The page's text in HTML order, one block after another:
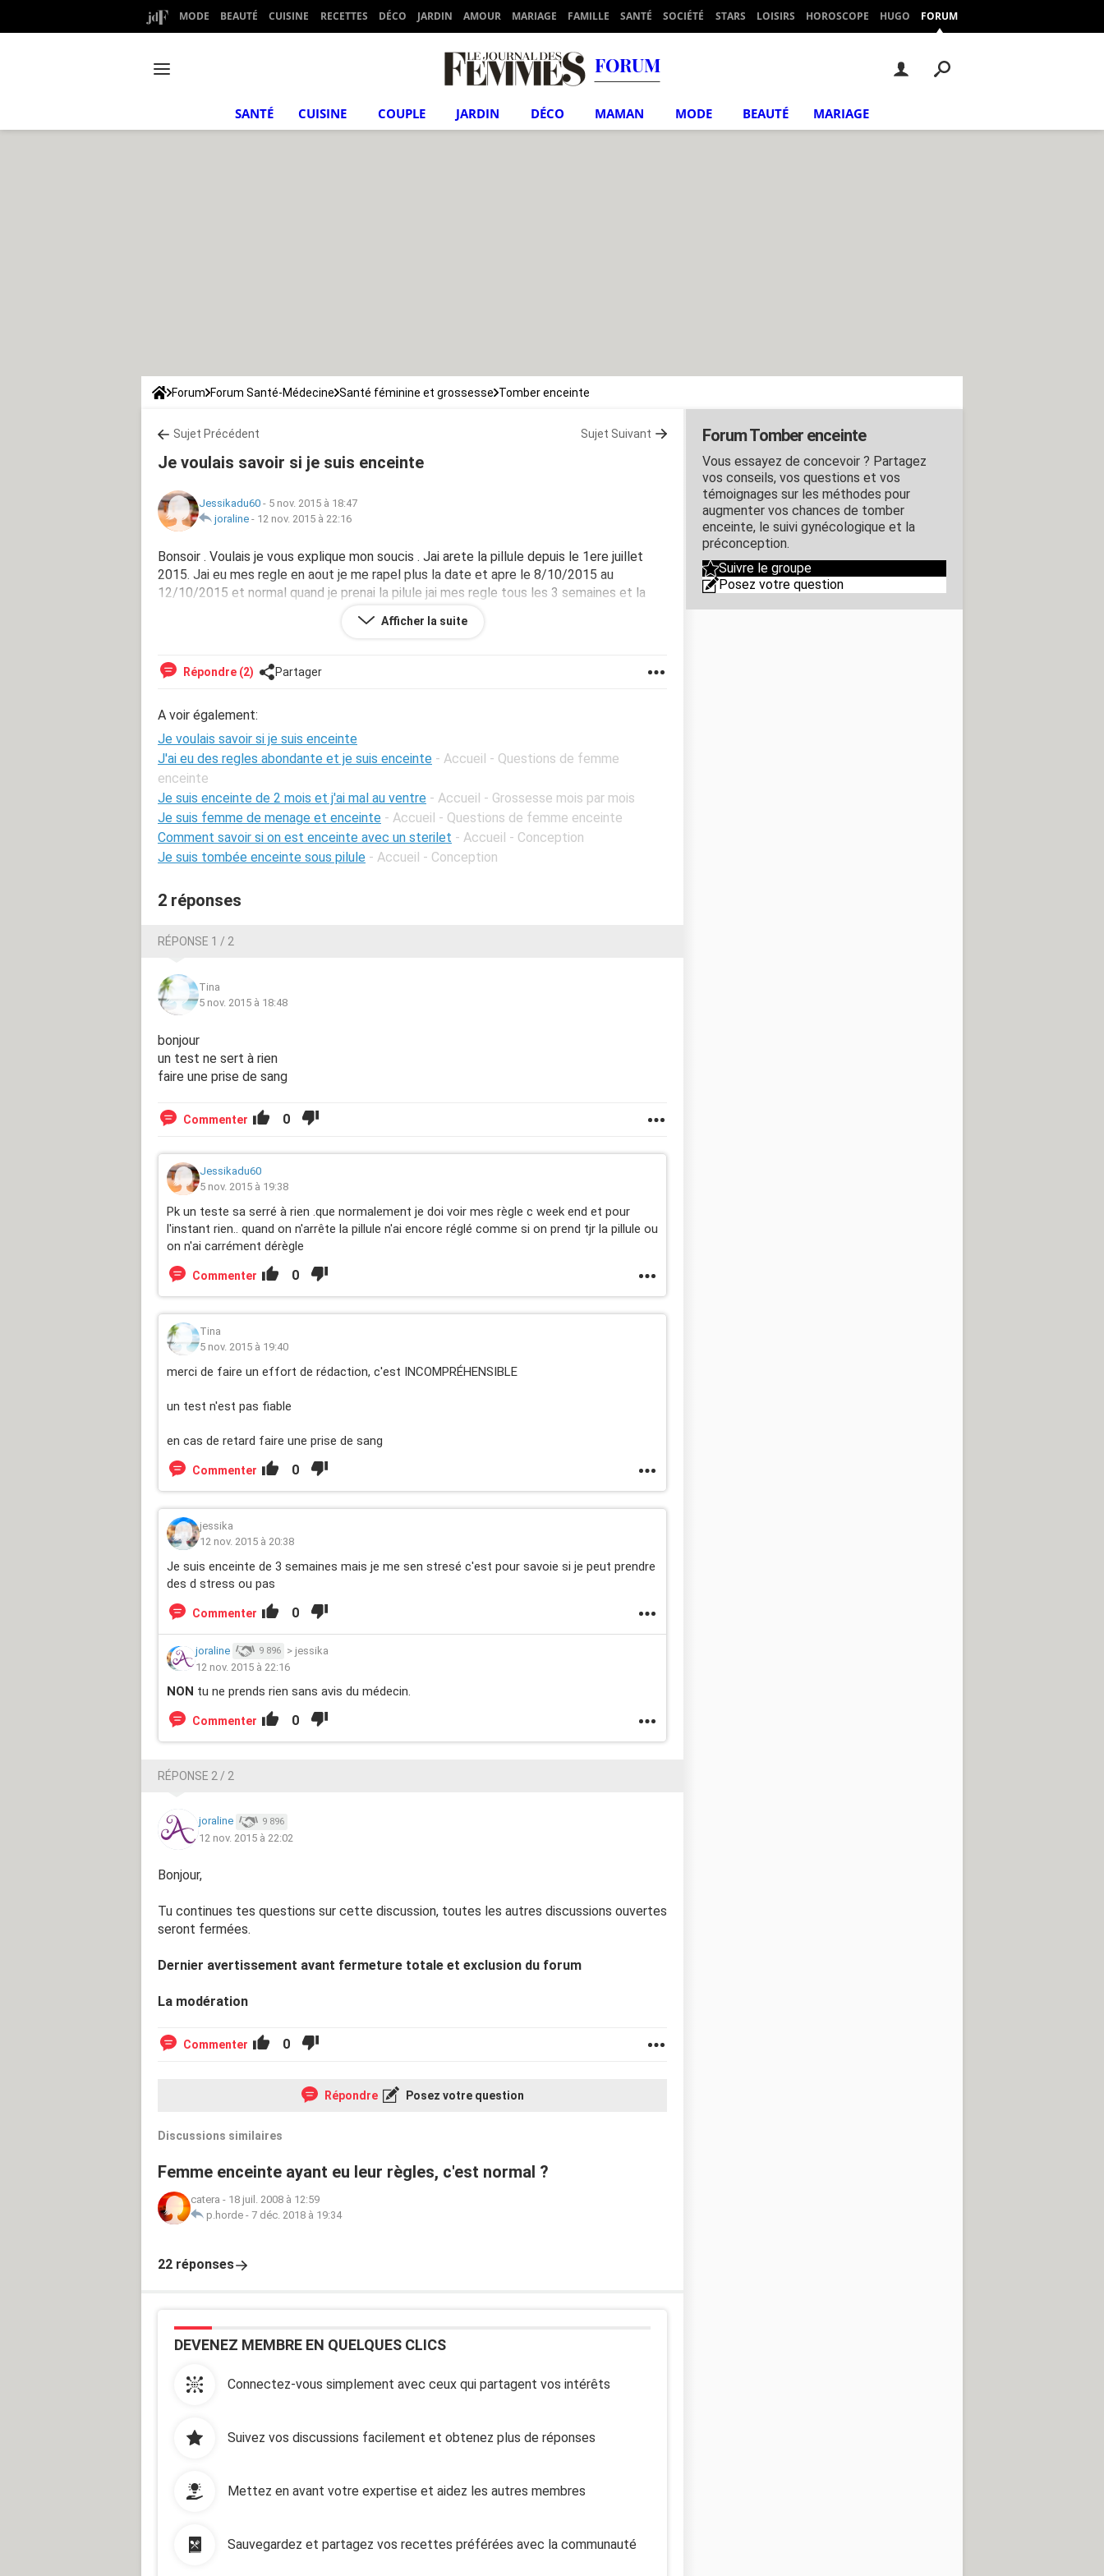
MODE BEAUTÉ CUISINE RECETTES DÉCO JARDIN AMOUR MARIAGE FAMILLE SANTÉ SOCIÉTÉ STARS LOISIRS HOROSCOPE HUGO FORUM
FORUM
SANTÉ CUISINE COUPLE JARDIN DÉCO MAMAN MODE BEAUTÉ MARIAGE
Forum Forum Santé-Médecine Santé féminine et grossesse Tomber enceinte
Sujet Précédent Sujet Suivant
Je voulais savoir si je suis enceinte
Jessikadu60 - 5 nov. 2015 à 18:47
joraline - 12 nov. 2015 à 22:16
Bonsoir . Voulais je vous explique mon soucis . Jai arete la pillule depuis le 1ere juillet
2015. Jai eu mes regle en aout je me rapel plus la date et apre le 8/10/2015 au
12/10/2015 et normal quand je prenai la pilule jai mes regle tous les 3 semaines et la
enceinte ou pas . Ou je suis acheté un teste de grossesse merci
Afficher la suite
Répondre (2) Partager
A voir également:
Je voulais savoir si je suis enceinte
J'ai eu des regles abondante et je suis enceinte - Accueil - Questions de femme
enceinte
Je suis enceinte de 2 mois et j'ai mal au ventre - Accueil - Grossesse mois par mois
Je suis femme de menage et enceinte - Accueil - Questions de femme enceinte
Comment savoir si on est enceinte avec un sterilet - Accueil - Conception
Je suis tombée enceinte sous pilule - Accueil - Conception
2 réponses
RÉPONSE 1 / 2
Tina
5 nov. 2015 à 18:48
bonjour
un test ne sert à rien
faire une prise de sang
Commenter 0
Jessikadu60
5 nov. 2015 à 19:38
Pk un teste sa serré à rien .que normalement je doi voir mes règle c week end et pour
l'instant rien.. quand on n'arrête la pillule n'ai encore réglé comme si on prend tjr la pillule ou
on n'ai carrément dérègle
Commenter 0
Tina
5 nov. 2015 à 19:40
merci de faire un effort de rédaction, c'est INCOMPRÉHENSIBLE
un test n'est pas fiable
en cas de retard faire une prise de sang
Commenter 0
jessika
12 nov. 2015 à 20:38
Je suis enceinte de 3 semaines mais je me sen stresé c'est pour savoie si je peut prendre
des d stress ou pas
Commenter 0
joraline 9 896 > jessika
12 nov. 2015 à 22:16
NON tu ne prends rien sans avis du médecin.
Commenter 0
RÉPONSE 2 / 2
joraline 9 896
12 nov. 2015 à 22:02
Bonjour,
Tu continues tes questions sur cette discussion, toutes les autres discussions ouvertes
seront fermées.
Dernier avertissement avant fermeture totale et exclusion du forum
La modération
Commenter 0
Répondre Posez votre question
Discussions similaires
Femme enceinte ayant eu leur règles, c'est normal ?
catera - 18 juil. 2008 à 12:59
p.horde - 7 déc. 2018 à 19:34
22 réponses
DEVENEZ MEMBRE EN QUELQUES CLICS
Connectez-vous simplement avec ceux qui partagent vos intérêts
Suivez vos discussions facilement et obtenez plus de réponses
Mettez en avant votre expertise et aidez les autres membres
Sauvegardez et partagez vos recettes préférées avec la communauté
Forum Tomber enceinte
Vous essayez de concevoir ? Partagez
vos conseils, vos questions et vos
témoignages sur les méthodes pour
augmenter vos chances de tomber
enceinte, le suivi gynécologique et la
préconception.
Suivre le groupe
Posez votre question